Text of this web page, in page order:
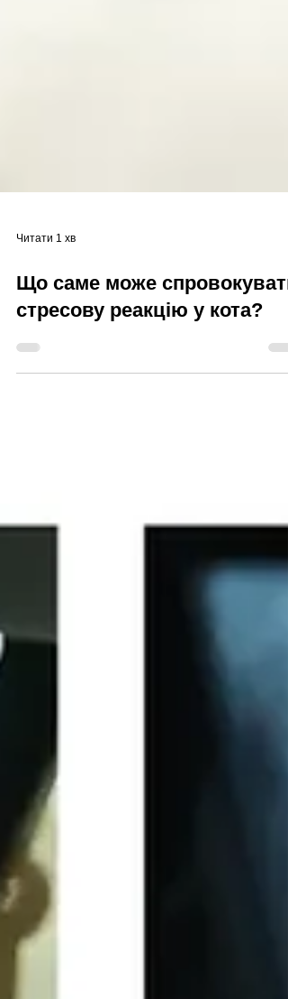
Читати 1 хв
Що саме може спровокувати
стресову реакцію у кота?